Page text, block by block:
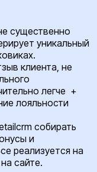
существенно
уникальный
клиента, не
легче +
лояльности
собирать
и
реализуется на
сайте.